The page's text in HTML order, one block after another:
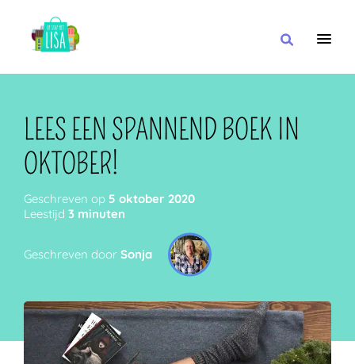
IN DE BUURT VAN
OF
LEES EEN SPANNEND BOEK IN
OKTOBER!
Geschreven op 5 oktober 2020
Leestijd 3 minuten
Geschreven door Sonja